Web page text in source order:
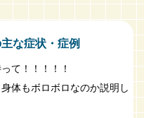
な症状・症例
て！！！！！
体もボロボロなのか説明し